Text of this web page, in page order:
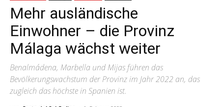
Mehr ausländische
Einwohner – die Provinz
Málaga wächst weiter
Benalmádena, Marbella und Mijas führen das
Bevölkerungswachstum der Provinz im Jahr 2022 an, das
zugleich das höchste in Spanien ist.